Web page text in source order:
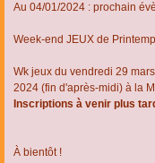
Au 04/01/2024 : prochain
Week-end JEUX de
Wk jeux du vendredi 29
2024 (fin d'après-midi) à la
Inscriptions à venir plus
À bientôt !